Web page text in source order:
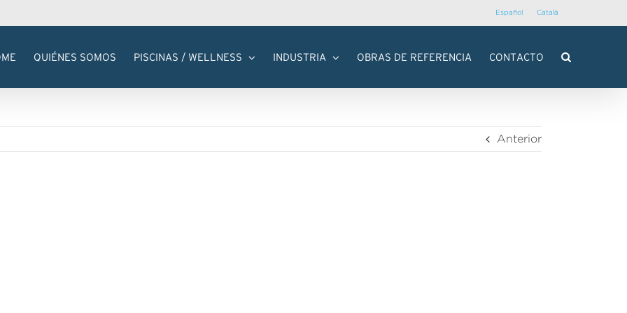
Español Català
QUIÉNES SOMOS PISCINAS / WELLNESS INDUSTRIA OBRAS DE REFERENCIA CONTACTO
Anterior